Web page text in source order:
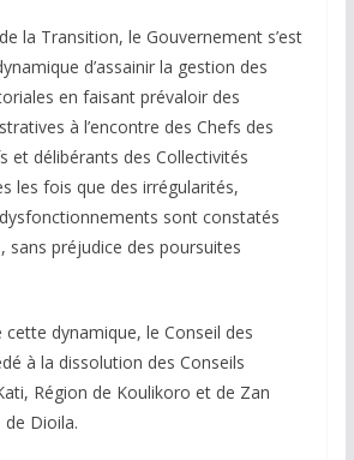
la Transition, le Gouvernement s’est
d’assainir la gestion des
en faisant prévaloir des
à l’encontre des Chefs des
et délibérants des Collectivités
les fois que des irrégularités,
sont constatés
sans préjudice des poursuites
cette dynamique, le Conseil des
à la dissolution des Conseils
Région de Koulikoro et de Zan
de Dioila.